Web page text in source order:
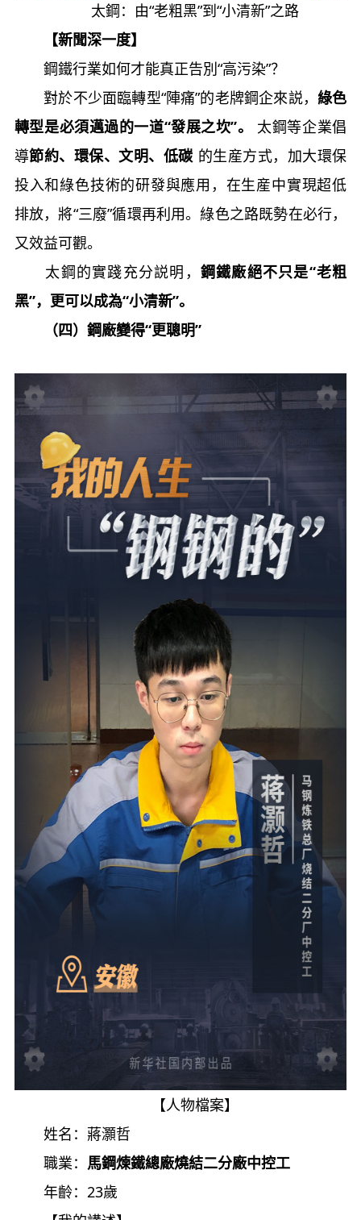
太鋼：由“老粗黑”到“小清新”之路
【新聞深一度】
鋼鐵行業如何才能真正告別“高污染”？
對於不少面臨轉型“陣痛”的老牌鋼企來説， 綠色
轉型是必須邁過的一道“發展之坎”。
太鋼等企業倡
導節約、環保、文明、低碳 的生産方式，加大環保
投入和綠色技術的研發與應用，在生産中實現超低
排放，將“三廢”循環再利用。綠色之路既勢在必行，
又效益可觀。
太鋼的實踐充分説明， 鋼鐵廠絕不只是“老粗
黑”，更可以成為“小清新”。
（四）鋼廠變得“更聰明”
【人物檔案】
姓名：蔣灝哲
職業： 馬鋼煉鐵總廠燒結二分廠中控工
年齡：23歲